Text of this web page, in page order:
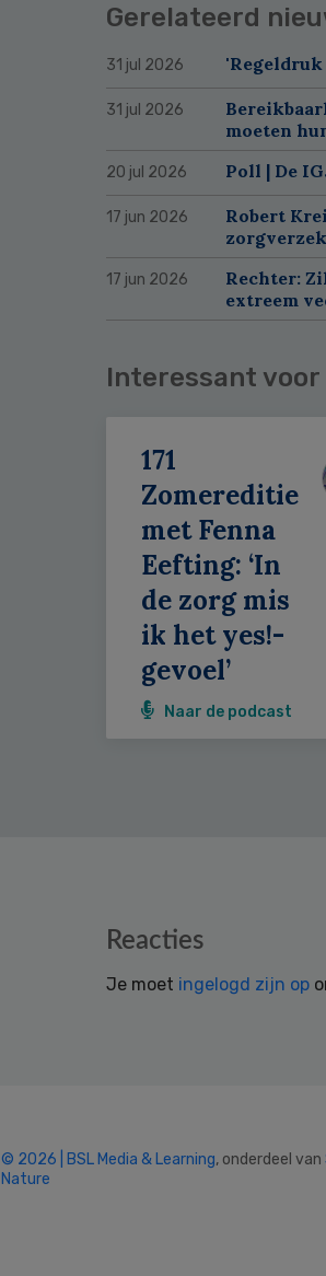
Gerelateerd
31 jul 2026
31 jul 2026
moeten
20 jul 2026 Poll | De
17 jun 2026
Robert
17 jun 2026
Rechter:
extreem
Interessant voor
171
Zomereditie
met Fenna
Eefting: ‘In
de zorg mis
ik het yes!-
gevoel’
Naar de podcast
Reacties
Je moet ingelogd zijn op
© 2026 | BSL Media & Learning, onderdeel van
Nature